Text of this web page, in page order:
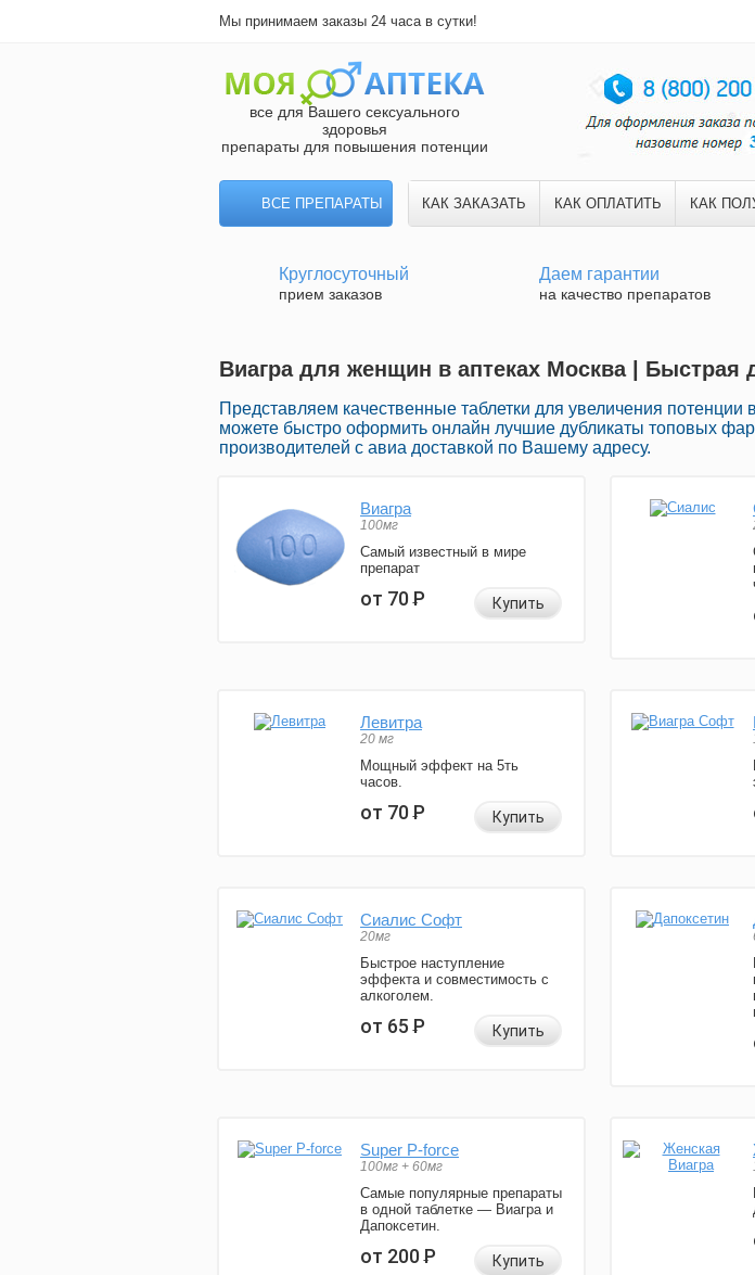
Мы принимаем заказы 24 часа в сутки!
все для Вашего сексуального
здоровья
препараты для повышения потенции
ВСЕ ПРЕПАРАТЫ КАК ЗАКАЗАТЬ КАК ОПЛАТИТЬ КАК
Круглосуточный
прием заказов
Даем гарантии
на качество препаратов
Виагра для женщин в аптеках Москва | Быстрая
Представляем качественные таблетки для увеличения потенции
можете быстро оформить онлайн лучшие дубликаты топовых
производителей с авиа доставкой по Вашему адресу.
Виагра
100мг
Самый известный в мире
препарат
от 70Р Купить
Левитра
20 мг
Мощный эффект на 5ть
часов.
от 70Р Купить
Сиалис Софт
20мг
Быстрое наступление
эффекта и совместимость с
алкоголем.
от 65Р Купить
Super P-force
100мг + 60мг
Самые популярные препараты
в одной таблетке — Виагра и
Дапоксетин.
от 200Р Купить